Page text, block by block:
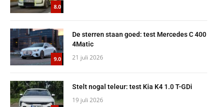
8.0
9.0
De sterren staan goed: test Mercedes C 400
4Matic
21 juli 2026
Stelt nogal teleur: test Kia K4 1.0 T-GDi
19 juli 2026